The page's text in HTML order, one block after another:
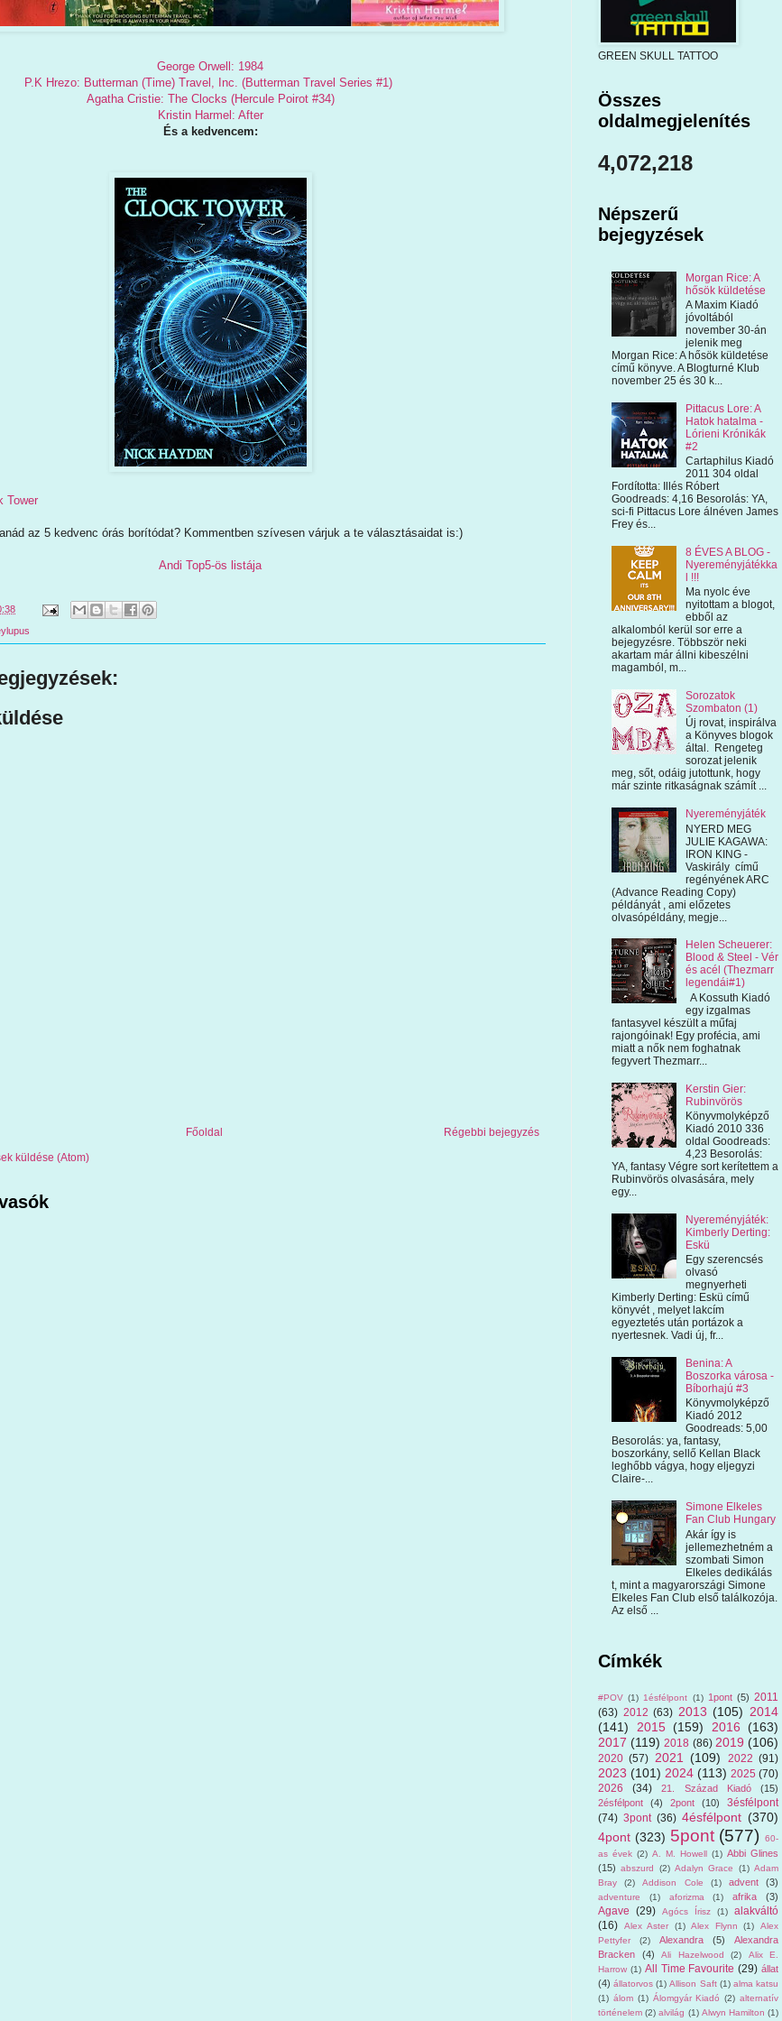
George Orwell: 1984
P.K Hrezo: Butterman (Time) Travel, Inc. (Butterman Travel Series #1)
Agatha Cristie: The Clocks (Hercule Poirot #34)
Kristin Harmel: After
És a kedvencem:
Tower
az 5 kedvenc órás borítódat? Kommentben szívesen várjuk a te választásaidat is:)
Andi Top5-ös listája
Régebbi bejegyzés
Főoldal
küldése (Atom)
GREEN SKULL TATTOO
Összes
oldalmegjelenítés
4,072,218
Népszerű
bejegyzések
Morgan Rice: A
hősök küldetése
A Maxim Kiadó
jóvoltából
november 30-án
jelenik meg
Morgan Rice: A hősök küldetése
című könyve. A Blogturné Klub
november 25 és 30 k...
Pittacus Lore: A
Hatok hatalma -
Lórieni Krónikák
#2
Cartaphilus Kiadó
2011 304 oldal
Fordította: Illés Róbert
Goodreads: 4,16 Besorolás: YA,
sci-fi Pittacus Lore álnéven James
Frey és...
8 ÉVES A BLOG -
Nyereményjátékka
l !!!
Ma nyolc éve
nyitottam a blogot,
ebből az
alkalomból kerül sor erre a
bejegyzésre. Többször neki
akartam már állni kibeszélni
magamból, m...
Sorozatok
Szombaton (1)
Új rovat, inspirálva
a Könyves blogok
által. Rengeteg
sorozat jelenik
meg, sőt, odáig jutottunk, hogy
már szinte ritkaságnak számít ...
Nyereményjáték
NYERD MEG
JULIE KAGAWA:
IRON KING -
Vaskirály című
regényének ARC
(Advance Reading Copy)
példányát , ami előzetes
olvasópéldány, megje...
Helen Scheuerer:
Blood & Steel - Vér
és acél (Thezmarr
legendái#1)
A Kossuth Kiadó
egy izgalmas
fantasyvel készült a műfaj
rajongóinak! Egy profécia, ami
miatt a nők nem foghatnak
fegyvert Thezmarr...
Kerstin Gier:
Rubinvörös
Könyvmolyképző
Kiadó 2010 336
oldal Goodreads:
4,23 Besorolás:
YA, fantasy Végre sort kerítettem a
Rubinvörös olvasására, mely
egy...
Nyereményjáték:
Kimberly Derting:
Eskü
Egy szerencsés
olvasó
megnyerheti
Kimberly Derting: Eskü című
könyvét , melyet lakcím
egyeztetés után portázok a
nyertesnek. Vadi új, fr...
Benina: A
Boszorka városa -
Bíborhajú #3
Könyvmolyképző
Kiadó 2012
Goodreads: 5,00
Besorolás: ya, fantasy,
boszorkány, sellő Kellan Black
leghőbb vágya, hogy eljegyzi
Claire-...
Simone Elkeles
Fan Club Hungary
Akár így is
jellemezhetném a
szombati Simon
Elkeles dedikálás
t, mint a magyarországi Simone
Elkeles Fan Club első találkozója.
Az első ...
Címkék
#POV (1) 1ésfélpont (1) 1pont (5) 2011
(63) 2012 (63) 2013 (105) 2014
(141)
2015 (159) 2016
(163)
2017 (119) 2018 (86) 2019 (106)
2020 (57) 2021 (109) 2022 (91)
2023 (101) 2024 (113) 2025 (70)
2026
(34) 21. Század Kiadó
(15)
2ésfélpont
(4) 2pont (10)
3ésfélpont
(74) 3pont (36) 4ésfélpont (370)
4pont (323) 5pont (577) 60-
as évek (2) A. M. Howell (1) Abbi Glines
(15) abszurd (2) Adalyn Grace (1) Adam
Bray
(2) Addison Cole (1) advent (3)
adventure (1) aforizma (1) afrika (3)
Agave (29) Agócs Írisz (1)
alakváltó
(16)
Alex Aster (1) Alex Flynn (1)
Alex
Pettyfer
(2) Alexandra (5)
Alexandra
Bracken
(4) Ali Hazelwood (2)
Alix E.
Harrow (1) All Time Favourite (29) állat
(4) állatorvos (1) Allison Saft (1) alma katsu
(1) álom (1) Álomgyár Kiadó (2) alternatív
történelem (2) alvilág (1) Alwyn Hamilton (1)